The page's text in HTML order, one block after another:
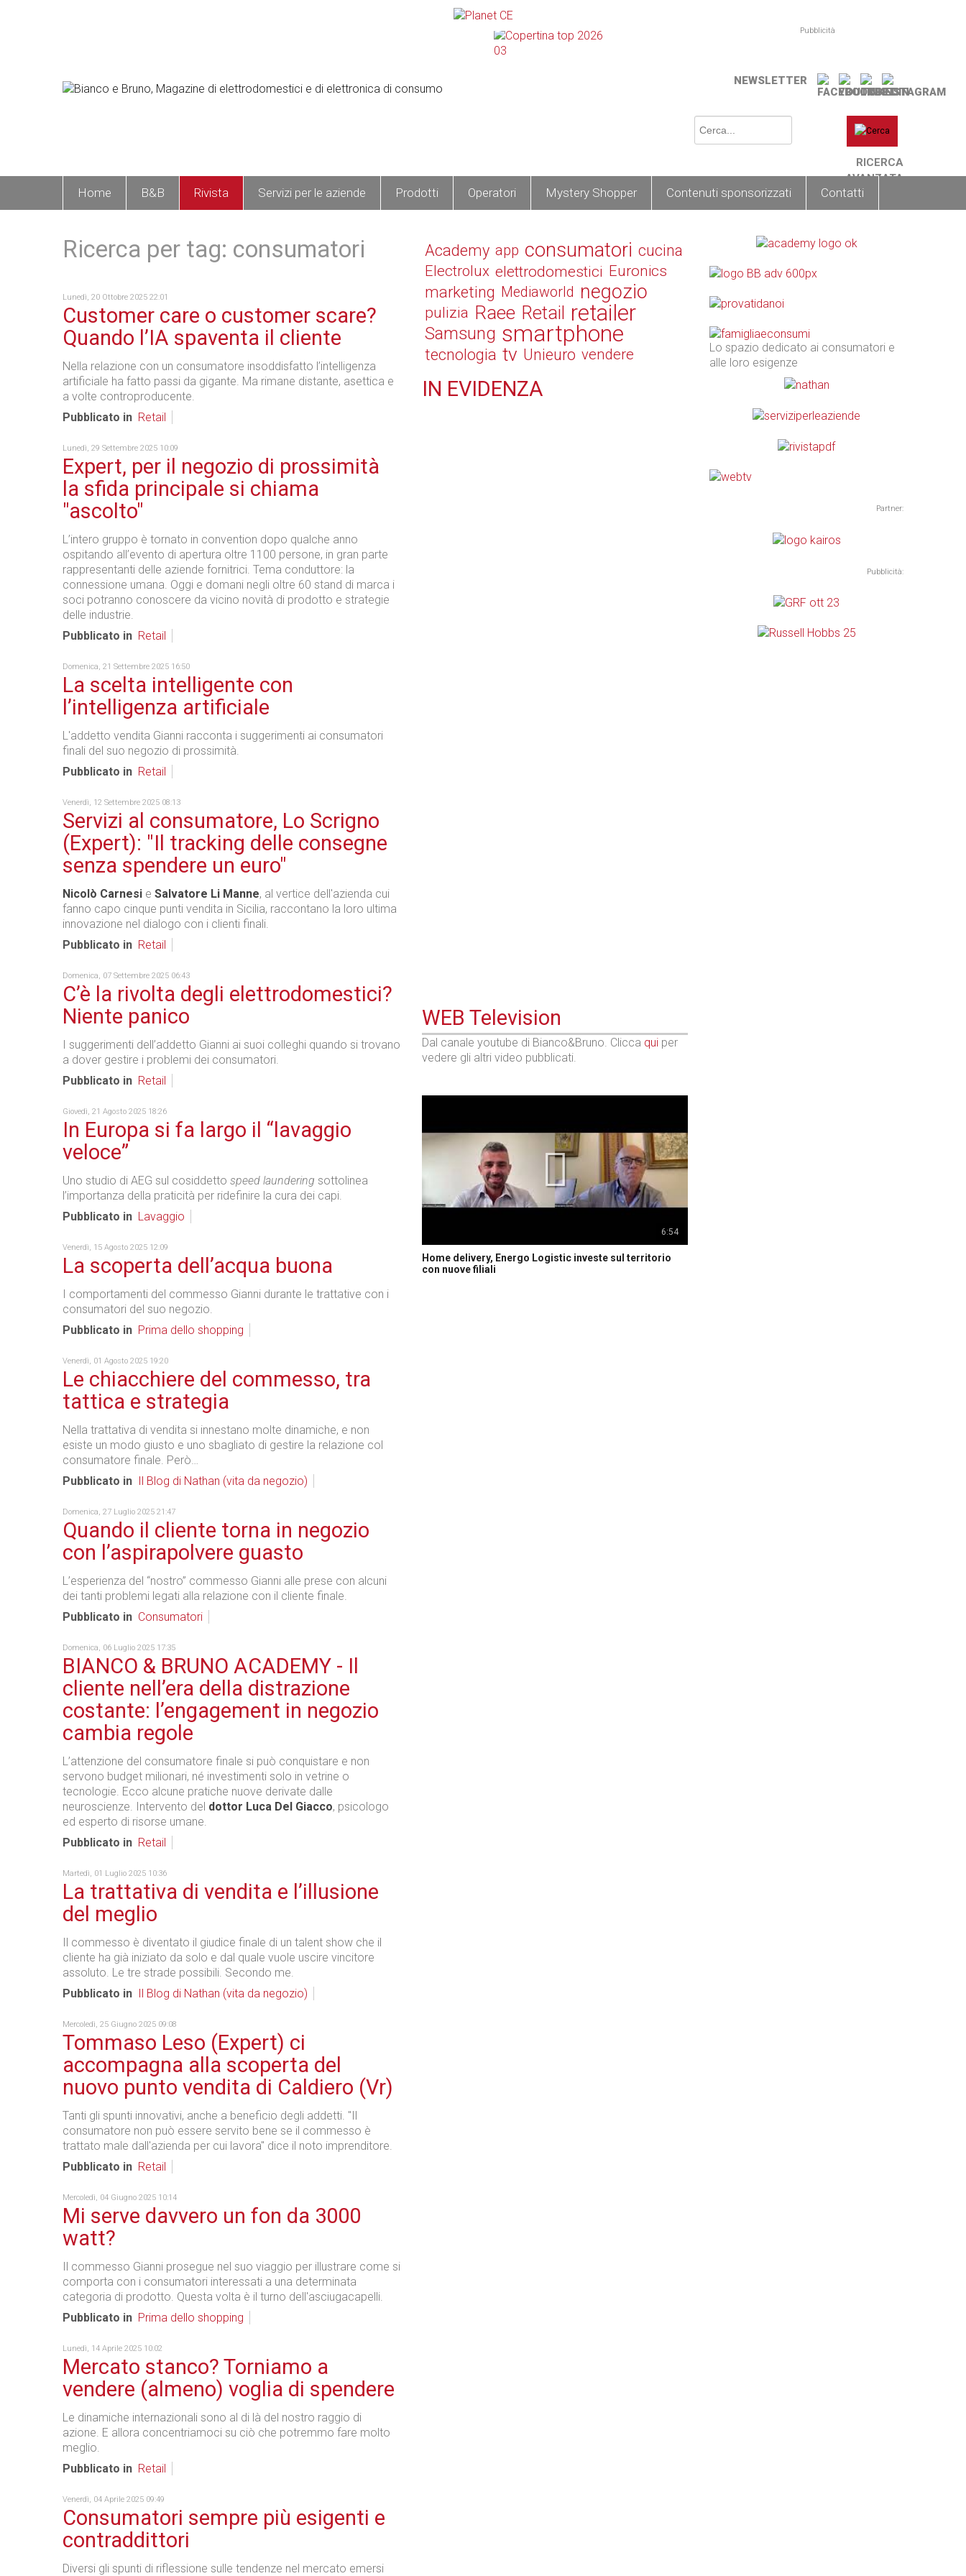
Pubblicità
NEWSLETTER
RICERCA
AVANZATA
Home B&B Rivista Servizi per le aziende Prodotti Operatori Mystery Shopper Contenuti sponsorizzati Contatti
Ricerca per tag: consumatori
Lunedì, 20 Ottobre 2025 22:01
Customer care o customer scare?
Quando l’IA spaventa il cliente
Nella relazione con un consumatore insoddisfatto l’intelligenza
artificiale ha fatto passi da gigante. Ma rimane distante, asettica e
a volte controproducente.
Pubblicato in Retail
Lunedì, 29 Settembre 2025 10:09
Expert, per il negozio di prossimità
la sfida principale si chiama
"ascolto"
L’intero gruppo è tornato in convention dopo qualche anno
ospitando all’evento di apertura oltre 1100 persone, in gran parte
rappresentanti delle aziende fornitrici. Tema conduttore: la
connessione umana. Oggi e domani negli oltre 60 stand di marca i
soci potranno conoscere da vicino novità di prodotto e strategie
delle industrie.
Pubblicato in Retail
Domenica, 21 Settembre 2025 16:50
La scelta intelligente con
l’intelligenza artificiale
L'addetto vendita Gianni racconta i suggerimenti ai consumatori
finali del suo negozio di prossimità.
Pubblicato in Retail
Venerdì, 12 Settembre 2025 08:13
Servizi al consumatore, Lo Scrigno
(Expert): "Il tracking delle consegne
senza spendere un euro"
Nicolò Carnesi e Salvatore Li Manne, al vertice dell'azienda cui
fanno capo cinque punti vendita in Sicilia, raccontano la loro ultima
innovazione nel dialogo con i clienti finali.
Pubblicato in Retail
Domenica, 07 Settembre 2025 06:43
C’è la rivolta degli elettrodomestici?
Niente panico
I suggerimenti dell’addetto Gianni ai suoi colleghi quando si trovano
a dover gestire i problemi dei consumatori.
Pubblicato in Retail
Giovedì, 21 Agosto 2025 18:26
In Europa si fa largo il “lavaggio
veloce”
Uno studio di AEG sul cosiddetto speed laundering sottolinea
l’importanza della praticità per ridefinire la cura dei capi.
Pubblicato in Lavaggio
Venerdì, 15 Agosto 2025 12:09
La scoperta dell’acqua buona
I comportamenti del commesso Gianni durante le trattative con i
consumatori del suo negozio.
Pubblicato in Prima dello shopping
Venerdì, 01 Agosto 2025 19:20
Le chiacchiere del commesso, tra
tattica e strategia
Nella trattativa di vendita si innestano molte dinamiche, e non
esiste un modo giusto e uno sbagliato di gestire la relazione col
consumatore finale. Però…
Pubblicato in
Il Blog di Nathan (vita da negozio)
Domenica, 27 Luglio 2025 21:47
Quando il cliente torna in negozio
con l’aspirapolvere guasto
L’esperienza del “nostro” commesso Gianni alle prese con alcuni
dei tanti problemi legati alla relazione con il cliente finale.
Pubblicato in Consumatori
Domenica, 06 Luglio 2025 17:35
BIANCO & BRUNO ACADEMY - Il
cliente nell’era della distrazione
costante: l’engagement in negozio
cambia regole
L’attenzione del consumatore finale si può conquistare e non
servono budget milionari, né investimenti solo in vetrine o
tecnologie. Ecco alcune pratiche nuove derivate dalle
neuroscienze. Intervento del dottor Luca Del Giacco, psicologo
ed esperto di risorse umane.
Pubblicato in Retail
Martedì, 01 Luglio 2025 10:36
La trattativa di vendita e l’illusione
del meglio
Il commesso è diventato il giudice finale di un talent show che il
cliente ha già iniziato da solo e dal quale vuole uscire vincitore
assoluto. Le tre strade possibili. Secondo me.
Pubblicato in
Il Blog di Nathan (vita da negozio)
Mercoledì, 25 Giugno 2025 09:08
Tommaso Leso (Expert) ci
accompagna alla scoperta del
nuovo punto vendita di Caldiero (Vr)
Tanti gli spunti innovativi, anche a beneficio degli addetti. "Il
consumatore non può essere servito bene se il commesso è
trattato male dall'azienda per cui lavora" dice il noto imprenditore.
Pubblicato in Retail
Mercoledì, 04 Giugno 2025 10:14
Mi serve davvero un fon da 3000
watt?
Il commesso Gianni prosegue nel suo viaggio per illustrare come si
comporta con i consumatori interessati a una determinata
categoria di prodotto. Questa volta è il turno dell'asciugacapelli.
Pubblicato in Prima dello shopping
Lunedì, 14 Aprile 2025 10:02
Mercato stanco? Torniamo a
vendere (almeno) voglia di spendere
Le dinamiche internazionali sono al di là del nostro raggio di
azione. E allora concentriamoci su ciò che potremmo fare molto
meglio.
Pubblicato in Retail
Venerdì, 04 Aprile 2025 09:49
Consumatori sempre più esigenti e
contraddittori
Diversi gli spunti di riflessione sulle tendenze nel mercato emersi
Academy app consumatori cucina
Electrolux elettrodomestici Euronics
marketing Mediaworld negozio
pulizia Raee Retail retailer
Samsung smartphone
tecnologia tv Unieuro vendere
IN EVIDENZA
WEB Television
Dal canale youtube di Bianco&Bruno. Clicca qui per
vedere gli altri video pubblicati.
6:54
Home delivery, Energo Logistic investe sul territorio
con nuove filiali
Lo spazio dedicato ai consumatori e
alle loro esigenze
Partner:
Pubblicità: